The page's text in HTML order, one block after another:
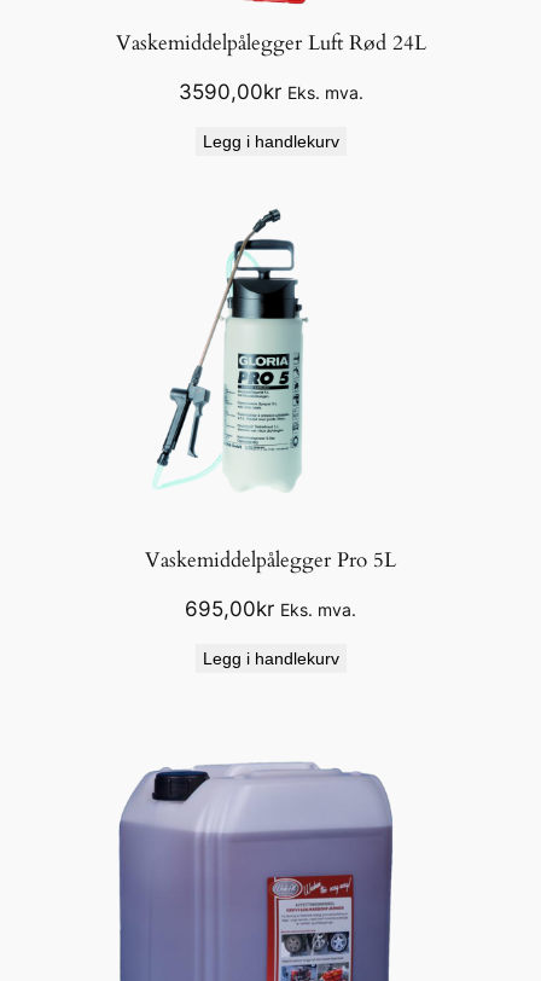
Vaskemiddelpålegger Luft Rød 24L
3590,00kr Eks. mva.
Legg i handlekurv
Vaskemiddelpålegger Pro 5L
695,00kr Eks. mva.
Legg i handlekurv